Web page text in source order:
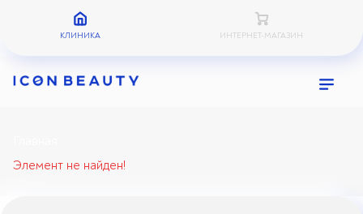
КЛИНИКА ИНТЕРНЕТ-МАГАЗИН
Элемент не найден!